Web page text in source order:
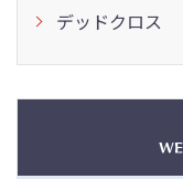
デッドクロス